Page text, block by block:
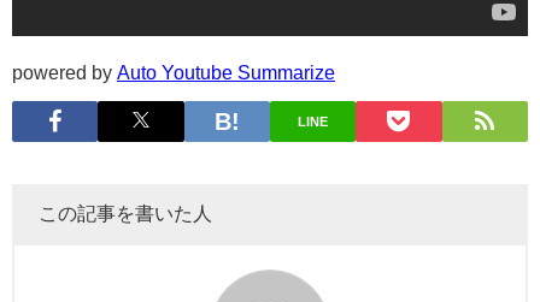
powered by Auto Youtube Summarize
LINE
この記事を書いた人